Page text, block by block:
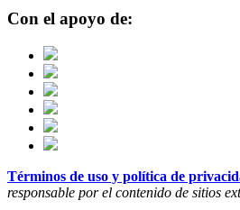
Con el apoyo de:
Términos de uso y política de
responsable por el contenido de sitios